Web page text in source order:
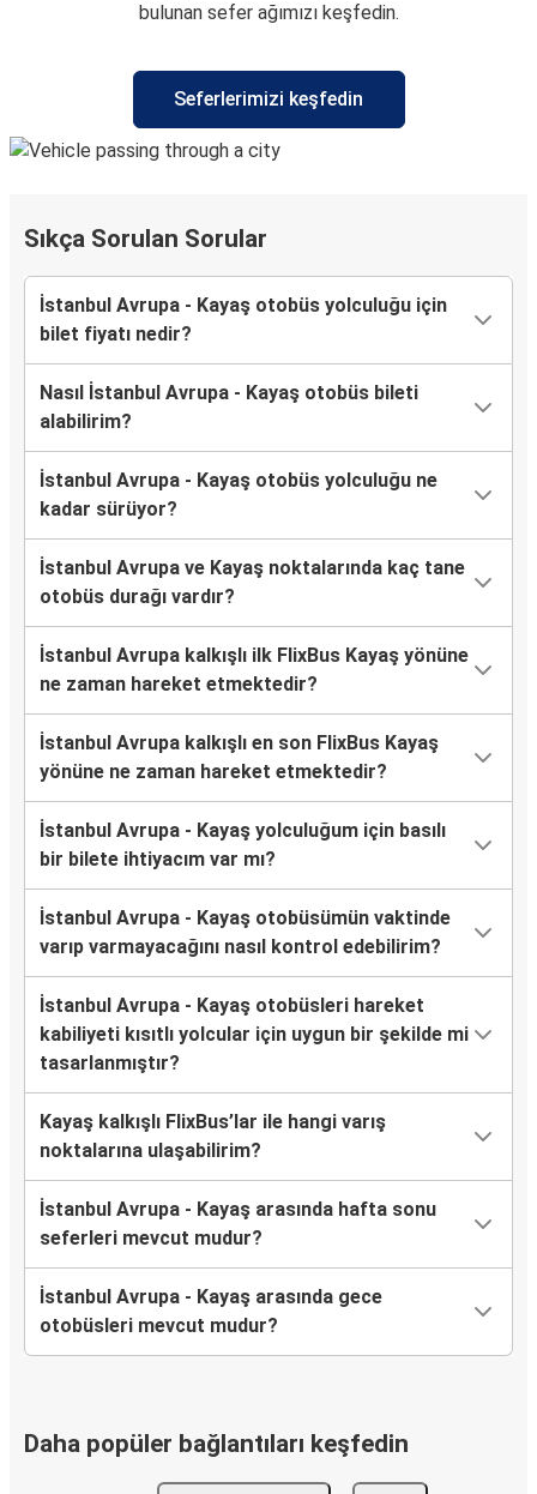
bulunan sefer ağımızı keşfedin.
Seferlerimizi keşfedin
Sıkça Sorulan Sorular
İstanbul Avrupa - Kayaş otobüs yolculuğu için
bilet fiyatı nedir?
Nasıl İstanbul Avrupa - Kayaş otobüs bileti
alabilirim?
İstanbul Avrupa - Kayaş otobüs yolculuğu ne
kadar sürüyor?
İstanbul Avrupa ve Kayaş noktalarında kaç tane
otobüs durağı vardır?
İstanbul Avrupa kalkışlı ilk FlixBus Kayaş yönüne
ne zaman hareket etmektedir?
İstanbul Avrupa kalkışlı en son FlixBus Kayaş
yönüne ne zaman hareket etmektedir?
İstanbul Avrupa - Kayaş yolculuğum için basılı
bir bilete ihtiyacım var mı?
İstanbul Avrupa - Kayaş otobüsümün vaktinde
varıp varmayacağını nasıl kontrol edebilirim?
İstanbul Avrupa - Kayaş otobüsleri hareket
kabiliyeti kısıtlı yolcular için uygun bir şekilde mi
tasarlanmıştır?
Kayaş kalkışlı FlixBus’lar ile hangi varış
noktalarına ulaşabilirim?
İstanbul Avrupa - Kayaş arasında hafta sonu
seferleri mevcut mudur?
İstanbul Avrupa - Kayaş arasında gece
otobüsleri mevcut mudur?
Daha popüler bağlantıları keşfedin